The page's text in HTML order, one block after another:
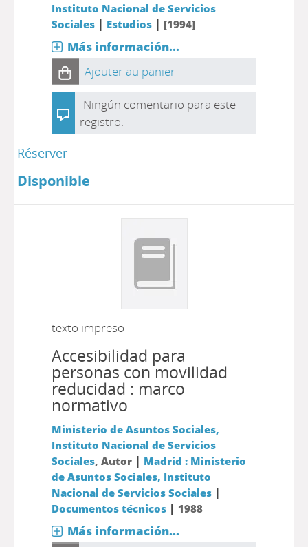
Instituto Nacional de Servicios
Sociales| Estudios| [1994]
Más información...
Ajouter au panier
Ningún comentario para este
registro.
Réserver
Disponible
texto impreso
Accesibilidad para
personas con movilidad
reducidad : marco
normativo
Ministerio de Asuntos Sociales,
Instituto Nacional de Servicios
Sociales, Autor | Madrid : Ministerio
de Asuntos Sociales, Instituto
Nacional de Servicios Sociales|
Documentos técnicos| 1988
Más información...